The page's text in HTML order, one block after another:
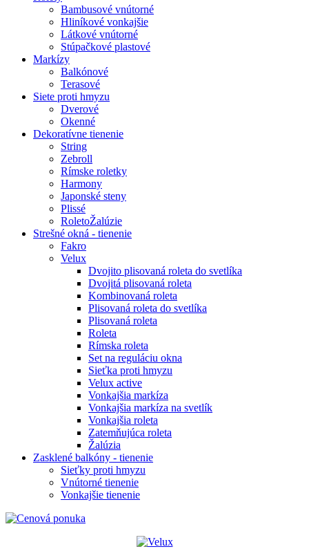
Bambusové vnútorné
Hliníkové vonkajšie
Látkové vnútorné
Stúpačkové plastové
Markízy
Balkónové
Terasové
Siete proti hmyzu
Dverové
Okenné
Dekoratívne tienenie
String
Zebroll
Rímske roletky
Harmony
Japonské steny
Plissé
RoletoŽalúzie
Strešné okná - tienenie
Fakro
Velux
Dvojito plisovaná roleta do svetlíka
Dvojitá plisovaná roleta
Kombinovaná roleta
Plisovaná roleta do svetlíka
Plisovaná roleta
Roleta
Rímska roleta
Set na reguláciu okna
Sieťka proti hmyzu
Velux active
Vonkajšia markíza
Vonkajšia markíza na svetlík
Vonkajšia roleta
Zatemňujúca roleta
Žalúzia
Zasklené balkóny - tienenie
Sieťky proti hmyzu
Vnútorné tienenie
Vonkajšie tienenie